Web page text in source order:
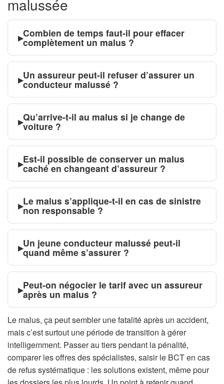
malussée
▸Combien de temps faut-il pour effacer
complètement un malus ?
▸Un assureur peut-il refuser d’assurer un
conducteur malussé ?
▸Qu’arrive-t-il au malus si je change de
voiture ?
▸Est-il possible de conserver un malus
caché en changeant d’assureur ?
▸Le malus s’applique-t-il en cas de sinistre
non responsable ?
▸Un jeune conducteur malussé peut-il
quand même s’assurer ?
▸Peut-on négocier le tarif avec un assureur
après un malus ?
Le malus, ça peut sembler une fatalité après un accident,
mais c’est surtout une période de transition à gérer
intelligemment. Passer au tiers pendant la pénalité,
comparer les offres des spécialistes, saisir le BCT en cas
de refus systématique : les solutions existent, même pour